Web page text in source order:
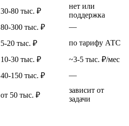
30-80 тыс. ₽
нет или
поддержка
80-300 тыс. ₽
—
5-20 тыс. ₽
по тарифу АТС
10-30 тыс. ₽
~3-5 тыс. ₽/мес
40-150 тыс. ₽
—
от 50 тыс. ₽
зависит от
задачи